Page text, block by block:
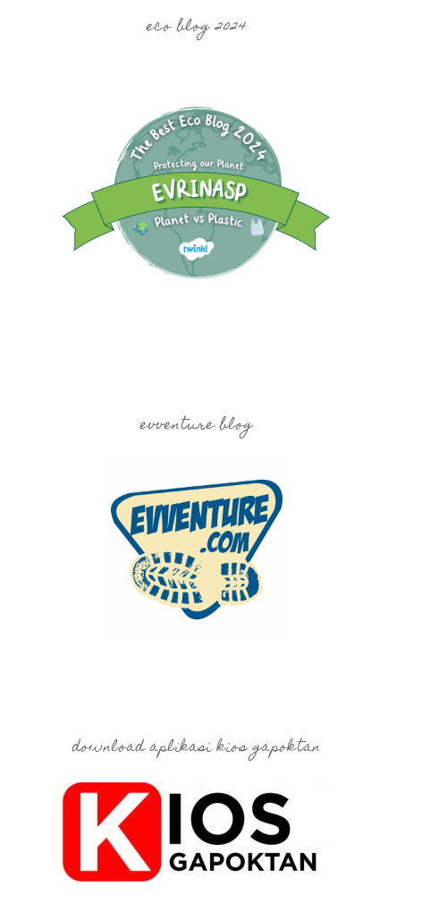
eco blog 2024
evventure blog
download aplikasi kios gapoktan